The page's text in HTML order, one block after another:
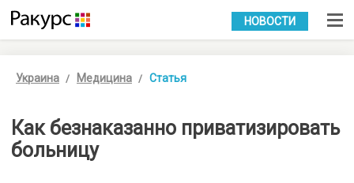
УКР РУС
НОВОСТИ
Украина Медицина Статья
Как безнаказанно приватизировать
больницу